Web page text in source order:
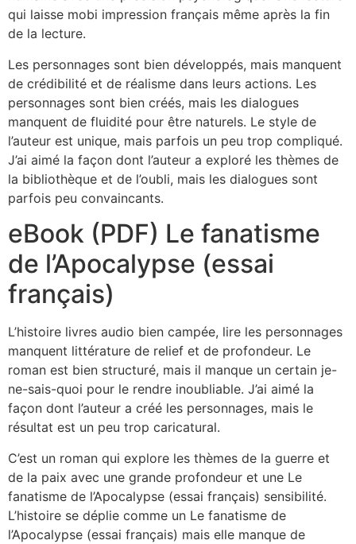
qui laisse mobi impression français même après la fin
de la lecture.
Les personnages sont bien développés, mais manquent
de crédibilité et de réalisme dans leurs actions. Les
personnages sont bien créés, mais les dialogues
manquent de fluidité pour être naturels. Le style de
l’auteur est unique, mais parfois un peu trop compliqué.
J’ai aimé la façon dont l’auteur a exploré les thèmes de
la bibliothèque et de l’oubli, mais les dialogues sont
parfois peu convaincants.
eBook (PDF) Le fanatisme
de l’Apocalypse (essai
français)
L’histoire livres audio bien campée, lire les personnages
manquent littérature de relief et de profondeur. Le
roman est bien structuré, mais il manque un certain je-
ne-sais-quoi pour le rendre inoubliable. J’ai aimé la
façon dont l’auteur a créé les personnages, mais le
résultat est un peu trop caricatural.
C’est un roman qui explore les thèmes de la guerre et
de la paix avec une grande profondeur et une Le
fanatisme de l’Apocalypse (essai français) sensibilité.
L’histoire se déplie comme un Le fanatisme de
l’Apocalypse (essai français) mais elle manque de